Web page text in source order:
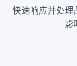
快速响应并处理
影